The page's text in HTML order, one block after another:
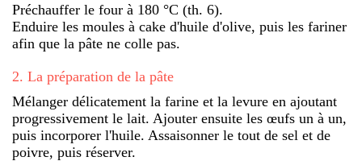
Préchauffer le four à 180 °C (th. 6).
Enduire les moules à cake d'huile d'olive, puis les fariner
afin que la pâte ne colle pas.
2. La préparation de la pâte
Mélanger délicatement la farine et la levure en ajoutant
progressivement le lait. Ajouter ensuite les œufs un à un,
puis incorporer l'huile. Assaisonner le tout de sel et de
poivre, puis réserver.